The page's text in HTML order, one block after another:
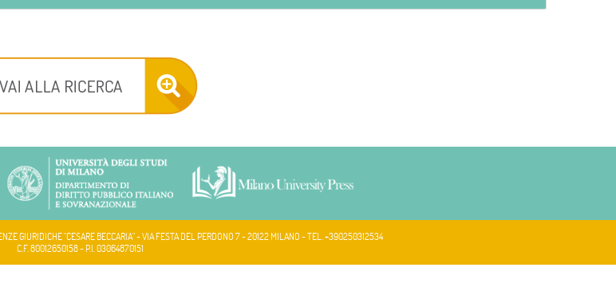
GIURIDICHE "CESARE BECCARIA" - VIA FESTA DEL PERDONO 7 - 20122 MILANO - TEL. +390250312534
C.F. 80012650158 - P.I. 03064870151